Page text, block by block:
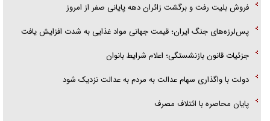
فروش بلیت رفت و برگشت زائران دهه پایانی صفر از امروز
پس‌لرزه‌های جنگ ایران؛ قیمت جهانی مواد غذایی به شدت افزایش یافت
جزئیات قانون بازنشستگی؛ اعلام شرایط بانوان
دولت با واگذاری سهام عدالت به مردم به عدالت نزدیک شود
پایان محاصره با ائتلاف مصرف